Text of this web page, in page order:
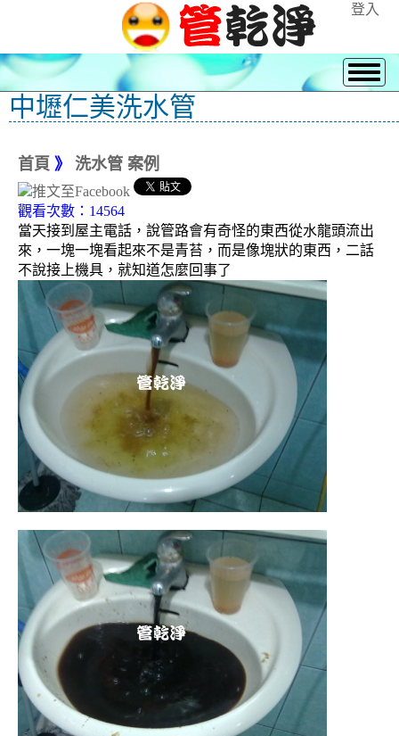
登入
中壢仁美洗水管
首頁 》 洗水管 案例
觀看次數：14564
當天接到屋主電話，說管路會有奇怪的東西從水龍頭流出
來，一塊一塊看起來不是青苔，而是像塊狀的東西，二話
不說接上機具，就知道怎麼回事了